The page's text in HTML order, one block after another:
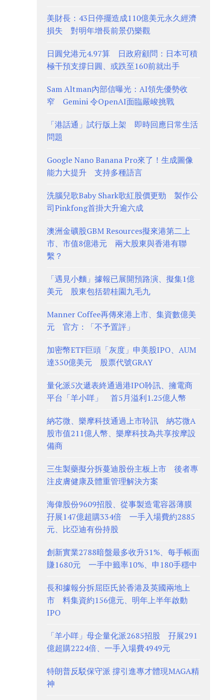
美財長：43日停擺造成110億美元永久經濟
損失 對明年增長前景仍樂觀
日圓兌港元4.97算 日政府顧問：日本可積
極干預支撐日圓、或跌至160前就出手
Sam Altman內部信曝光：AI領先優勢收
窄 Gemini 令OpenAI面臨嚴峻挑戰
「港話通」試行版上架 即時回應日常生活
問題
Google Nano Banana Pro來了！生成圖像
能力大提升 支持多種語言
洗腦兒歌Baby Shark歌紅股價更勁 製作公
司Pinkfong首掛大升逾六成
澳洲金礦股GBM Resources擬來港第二上
市、市值8億港元 兩大股東與香港有聯
繫？
「遇見小麵」據報已展開預路演、擬集1億
美元 股東包括碧桂園九毛九
Manner Coffee再傳來港上市、集資數億美
元 官方：「不予置評」
加密幣ETF巨頭「灰度」申美股IPO、AUM
達350億美元 股票代號GRAY
量化派5次遞表終通過港IPO聆訊、擁電商
平台「羊小咩」 首5月溢利1.25億人幣
納芯微、樂摩科技通過上市聆訊 納芯微A
股市值211億人幣、樂摩科技為共享按摩設
備商
三生製藥擬分拆蔓迪股份主板上市 後者專
注皮膚健康及體重管理解決方案
海偉股份9609招股、從事製造電容器薄膜
孖展147億超購334倍 一手入場費約2885
元、比亞迪有份持股
創新實業2788暗盤最多收升31%、每手帳面
賺1680元 一手中籤率10%、申180手穩中
長和據報分拆屈臣氏於香港及英國兩地上
市 料集資約156億元、明年上半年啟動
IPO
「羊小咩」母企量化派2685招股 孖展291
億超購2224倍、一手入場費4949元
特朗普反駁保守派 撐引進專才體現MAGA精
神